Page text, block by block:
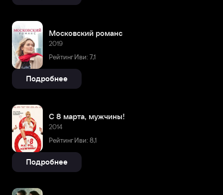
Московский романс
2019
Рейтинг Иви: 7,1
Подробнее
С 8 марта, мужчины!
2014
Рейтинг Иви: 8,1
Подробнее